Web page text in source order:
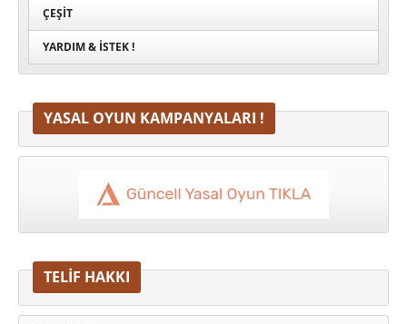
ÇEŞIT
YARDIM & İSTEK !
YASAL OYUN KAMPANYALARI !
TELİF HAKKI